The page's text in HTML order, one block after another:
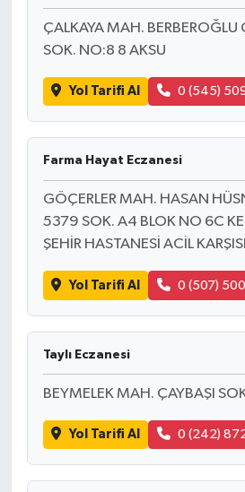
ÇALKAYA MAH. BERBEROĞLU
SOK. NO:8 8 AKSU
Yol Tarifi Al 0 (545)
Farma Hayat Eczanesi
GÖÇERLER MAH. HASAN
5379 SOK. A4 BLOK NO 6C
ŞEHİR HASTANESİ ACİL KARŞISI
Yol Tarifi Al 0 (507)
Taylı Eczanesi
BEYMELEK MAH. ÇAYBAŞI
Yol Tarifi Al 0 (242)